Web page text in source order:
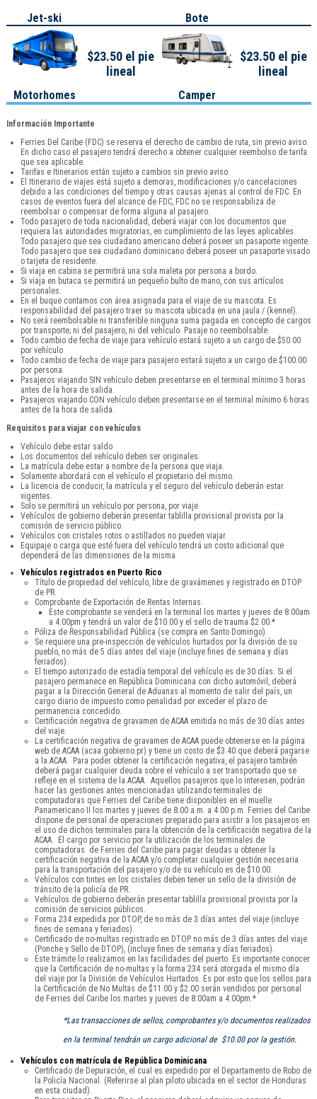
Jet-ski Bote
Motorhomes
$23.50 el pie
lineal
Camper
$23.50 el pie
lineal
Información Importante
Ferries Del Caribe (FDC) se reserva el derecho de cambio de ruta, sin previo aviso.
En dicho caso el pasajero tendrá derecho a obtener cualquier reembolso de tarifa
que sea aplicable.
Tarifas e Itinerarios están sujeto a cambios sin previo aviso.
El Itinerario de viajes está sujeto a demoras, modificaciones y/o cancelaciones
debido a las condiciones del tiempo y otras causas ajenas al control de FDC. En
casos de eventos fuera del alcance de FDC, FDC no se responsabiliza de
reembolsar o compensar de forma alguna al pasajero.
Todo pasajero de toda nacionalidad, deberá viajar con los documentos que
requiera las autoridades migratorias, en cumplimiento de las leyes aplicables.
Todo pasajero que sea ciudadano americano deberá poseer un pasaporte vigente.
Todo pasajero que sea ciudadano dominicano deberá poseer un pasaporte visado
o tarjeta de residente.
Si viaja en cabina se permitirá una sola maleta por persona a bordo.
Si viaja en butaca se permitirá un pequeño bulto de mano, con sus artículos
personales.
En el buque contamos con área asignada para el viaje de su mascota. Es
responsabilidad del pasajero traer su mascota ubicada en una jaula / (kennel).
No será reembolsable ni transferible ninguna suma pagada en concepto de cargos
por transporte; ni del pasajero, ni del vehículo. Pasaje no reembolsable.
Todo cambio de fecha de viaje para vehículo estará sujeto a un cargo de $50.00
por vehículo
Todo cambio de fecha de viaje para pasajero estará sujeto a un cargo de $100.00
por persona.
Pasajeros viajando SIN vehículo deben presentarse en el terminal mínimo 3 horas
antes de la hora de salida.
Pasajeros viajando CON vehículo deben presentarse en el terminal mínimo 6 horas
antes de la hora de salida.
Requisitos para viajar con vehículos
Vehículo debe estar saldo
Los documentos del vehículo deben ser originales.
La matrícula debe estar a nombre de la persona que viaja.
Solamente abordará con el vehículo el propietario del mismo.
La licencia de conducir, la matrícula y el seguro del vehículo deberán estar
vigentes.
Solo se permitirá un vehículo por persona, por viaje
Vehículos de gobierno deberán presentar tablilla provisional provista por la
comisión de servicio público.
Vehículos con cristales rotos o astillados no pueden viajar.
Equipaje o carga que esté fuera del vehículo tendrá un costo adicional que
dependerá de las dimensiones de la misma
Vehículos registrados en Puerto Rico
Título de propiedad del vehículo, libre de gravámenes y registrado en DTOP
de PR.
Comprobante de Exportación de Rentas Internas.
Este comprobante se venderá en la terminal los martes y jueves de 8:00am
a 4:00pm y tendrá un valor de $10.00 y el sello de trauma $2.00.*
Póliza de Responsabilidad Pública (se compra en Santo Domingo).
Se requiere una pre-inspección de vehículos hurtados por la división de su
pueblo, no más de 5 días antes del viaje (incluye fines de semana y días
feriados).
El tiempo autorizado de estadía temporal del vehículo es de 30 días. Si el
pasajero permanece en República Dominicana con dicho automóvil, deberá
pagar a la Dirección General de Aduanas al momento de salir del país, un
cargo diario de impuesto como penalidad por exceder el plazo de
permanencia concedido.
Certificación negativa de gravamen de ACAA emitida no más de 30 días antes
del viaje.
La certificación negativa de gravamen de ACAA puede obtenerse en la página
web de ACAA (acaa.gobierno.pr) y tiene un costo de $3.40 que deberá pagarse
a la ACAA. Para poder obtener la certificación negativa, el pasajero también
deberá pagar cualquier deuda sobre el vehículo a ser transportado que se
refleje en el sistema de la ACAA. Aquellos pasajeros que lo interesen, podrán
hacer las gestiones antes mencionadas utilizando terminales de
computadoras que Ferries del Caribe tiene disponibles en el muelle
Panamericano II los martes y jueves de 8:00 a.m. a 4:00 p.m. Ferries del Caribe
dispone de personal de operaciones preparado para asistir a los pasajeros en
el uso de dichos terminales para la obtención de la certificación negativa de la
ACAA. El cargo por servicio por la utilización de los terminales de
computadoras de Ferries del Caribe para pagar deudas u obtener la
certificación negativa de la ACAA y/o completar cualquier gestión necesaria
para la transportación del pasajero y/o de su vehículo es de $10.00.
Vehículos con tintes en los cristales deben tener un sello de la división de
tránsito de la policía de PR.
Vehículos de gobierno deberán presentar tablilla provisional provista por la
comisión de servicios públicos.
Forma 234 expedida por DTOP, de no más de 3 días antes del viaje (incluye
fines de semana y feriados).
Certificado de no-multas registrado en DTOP no más de 3 días antes del viaje
(Ponche y Sello de DTOP), (incluye fines de semana y días feriados).
Este trámite lo realizamos en las facilidades del puerto. Es importante conocer
que la Certificación de no-multas y la forma 234 será otorgada el mismo día
del viaje por la División de Vehículos Hurtados. Es por esto que los sellos para
la Certificación de No Multas de $11.00 y $2.00 serán vendidos por personal
de Ferries del Caribe los martes y jueves de 8:00am a 4:00pm.*
*Las transacciones de sellos, comprobantes y/o documentos realizados
en la terminal tendrán un cargo adicional de $10.00 por la gestión.
Vehículos con matrícula de República Dominicana
Certificado de Depuración, el cual es expedido por el Departamento de Robo de
la Policía Nacional. (Referirse al plan piloto ubicada en el sector de Honduras
en esta ciudad).